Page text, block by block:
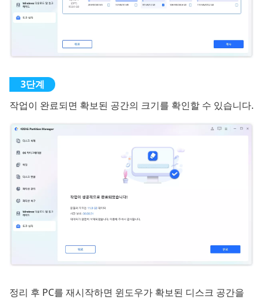
작업이 완료되면 확보된 공간의 크기를 확인할 수 있습니다.
정리 후 PC를 재시작하면 윈도우가 확보된 디스크 공간을